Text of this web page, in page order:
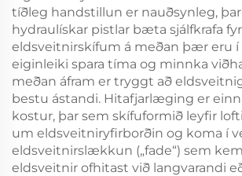
tíðleg handstillun er nauðsynleg,
hydraulískar pistlar bæta sjálfkrafa
eldsveitnirskífum á meðan þær eru í
eiginleiki spara tíma og minnka
meðan áfram er tryggt að
bestu ástandi. Hitafjarlæging er
kostur, þar sem skífuformið leyfir
um eldsveitniryfirborðin og koma í
eldsveitnirslækkun („fade“) sem
eldsveitnir ofhitast við langvarandi